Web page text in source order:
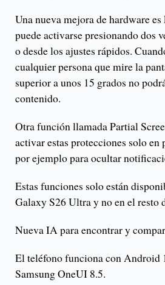
Una nueva mejora de hardware
puede activarse presionando dos
o desde los ajustes rápidos.
cualquier persona que mire la
superior a unos 15 grados no
contenido.
Otra función llamada Partial
activar estas protecciones solo en
por ejemplo para ocultar
Estas funciones solo están
Galaxy S26 Ultra y no en el resto
Nueva IA para encontrar y
El teléfono funciona con Android
Samsung OneUI 8.5.